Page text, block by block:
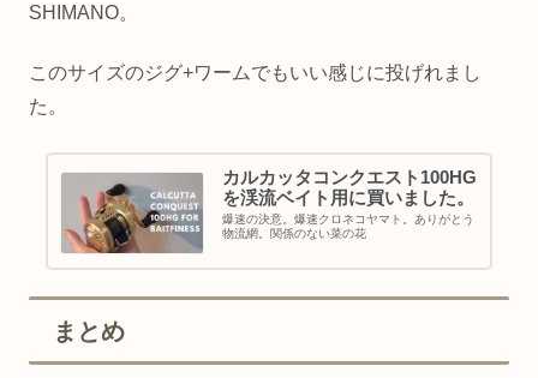
SHIMANO。
このサイズのジグ+ワームでもいい感じに投げれまし
た。
カルカッタコンクエスト100HG
を渓流ベイト用に買いました。
爆速の決意。爆速クロネコヤマト。ありがとう
物流網。関係のない菜の花
まとめ